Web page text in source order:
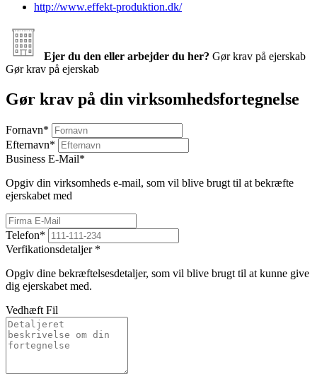
http://www.effekt-produktion.dk/
Ejer du den eller arbejder du her? Gør krav på ejerskab
Gør krav på ejerskab
Gør krav på din virksomhedsfortegnelse
Fornavn*
Efternavn*
Business E-Mail*
Opgiv din virksomheds e-mail, som vil blive brugt til at bekræfte
ejerskabet med
Telefon*
Verfikationsdetaljer *
Opgiv dine bekræftelsesdetaljer, som vil blive brugt til at kunne give
dig ejerskabet med.
Vedhæft Fil